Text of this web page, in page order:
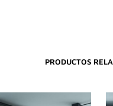
PRODUCTOS